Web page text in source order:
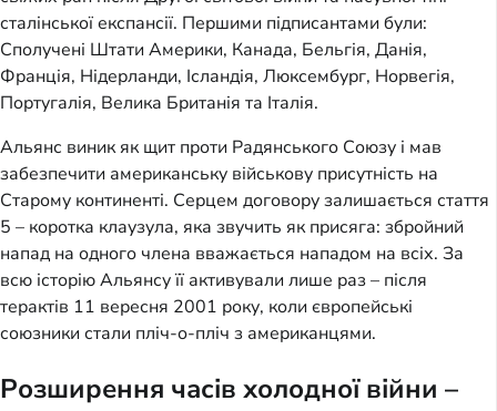
сталінської експансії. Першими підписантами були:
Сполучені Штати Америки, Канада, Бельгія, Данія,
Франція, Нідерланди, Ісландія, Люксембург, Норвегія,
Португалія, Велика Британія та Італія.
Альянс виник як щит проти Радянського Союзу і мав
забезпечити американську військову присутність на
Старому континенті. Серцем договору залишається стаття
5 – коротка клаузула, яка звучить як присяга: збройний
напад на одного члена вважається нападом на всіх. За
всю історію Альянсу її активували лише раз – після
терактів 11 вересня 2001 року, коли європейські
союзники стали пліч-о-пліч з американцями.
Розширення часів холодної війни –